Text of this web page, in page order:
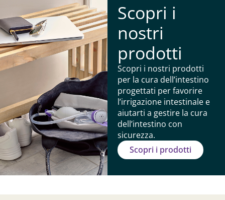
Scopri i
nostri
prodotti
Scopri i nostri prodotti
per la cura dell’intestino
progettati per favorire
l’irrigazione intestinale e
aiutarti a gestire la cura
dell’intestino con
sicurezza.
Scopri i prodotti